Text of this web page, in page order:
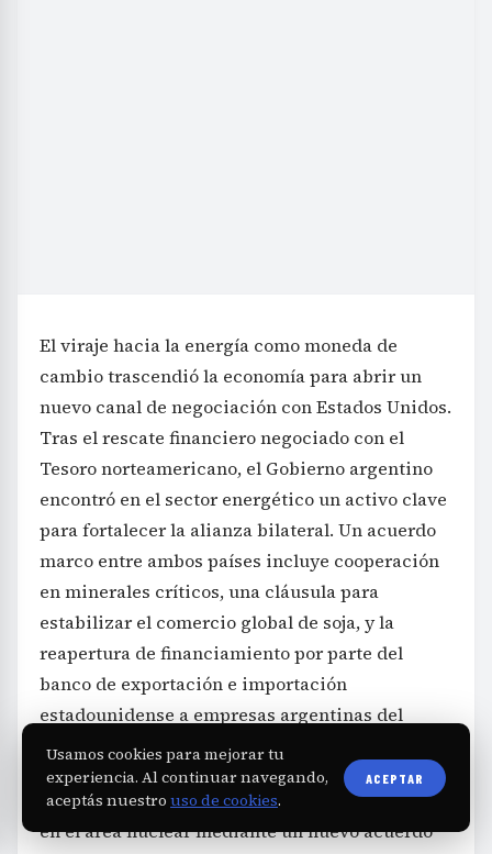
El viraje hacia la energía como moneda de
cambio trascendió la economía para abrir un
nuevo canal de negociación con Estados Unidos.
Tras el rescate financiero negociado con el
Tesoro norteamericano, el Gobierno argentino
encontró en el sector energético un activo clave
para fortalecer la alianza bilateral. Un acuerdo
marco entre ambos países incluye cooperación
en minerales críticos, una cláusula para
estabilizar el comercio global de soja, y la
reapertura de financiamiento por parte del
banco de exportación e importación
estadounidense a empresas argentinas del
sector público y privado.
Además, se avanzó en la renovación del vínculo
en el área nuclear mediante un nuevo acuerdo
Usamos cookies para mejorar tu
experiencia. Al continuar navegando,
aceptás nuestro uso de cookies.
ACEPTAR